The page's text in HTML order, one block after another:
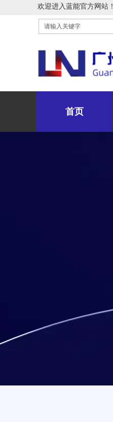
欢迎进入蓝能官方网站！
首页